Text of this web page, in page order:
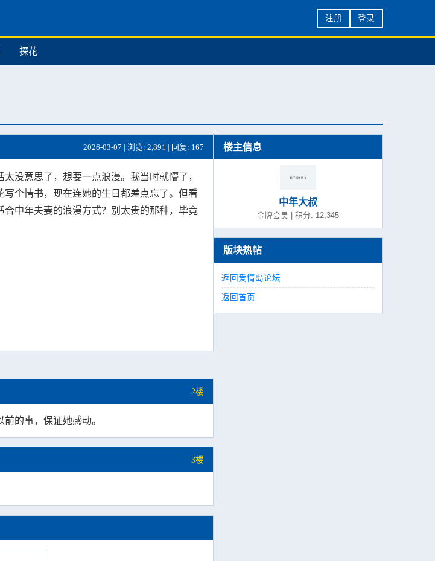
注册 登录
探花
2026-03-07 | 浏览: 2,891 | 回复: 167
没意思了，想要一点浪漫。我当时就懵了，
个情书，现在连她的生日都差点忘了。但看
中年夫妻的浪漫方式？别太贵的那种，毕竟
2楼
的事，保证她感动。
3楼
楼主信息
中年大叔
金牌会员 | 积分: 12,345
版块热帖
返回爱情岛论坛
返回首页